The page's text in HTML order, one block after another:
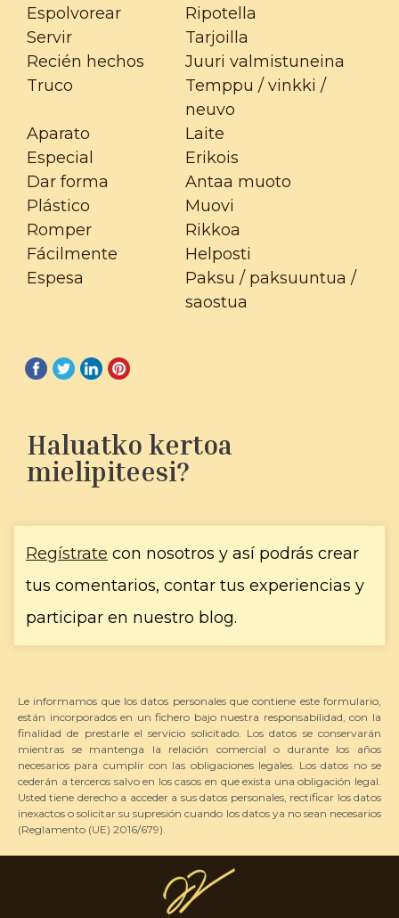
Espolvorear
Ripotella
Servir
Tarjoilla
Recién hechos
Juuri valmistuneina
Truco
Temppu / vinkki /
neuvo
Aparato
Laite
Especial
Erikois
Dar forma
Antaa muoto
Plástico
Muovi
Romper
Rikkoa
Fácilmente
Helposti
Espesa
Paksu / paksuuntua /
saostua
Haluatko kertoa
mielipiteesi?
Regístrate con nosotros y así podrás crear
tus comentarios, contar tus experiencias y
participar en nuestro blog.
Le informamos que los datos personales que contiene este formulario,
están incorporados en un fichero bajo nuestra responsabilidad, con la
finalidad de prestarle el servicio solicitado. Los datos se conservarán
mientras se mantenga la relación comercial o durante los años
necesarios para cumplir con las obligaciones legales. Los datos no se
cederán a terceros salvo en los casos en que exista una obligación legal.
Usted tiene derecho a acceder a sus datos personales, rectificar los datos
inexactos o solicitar su supresión cuando los datos ya no sean necesarios
(Reglamento (UE) 2016/679).